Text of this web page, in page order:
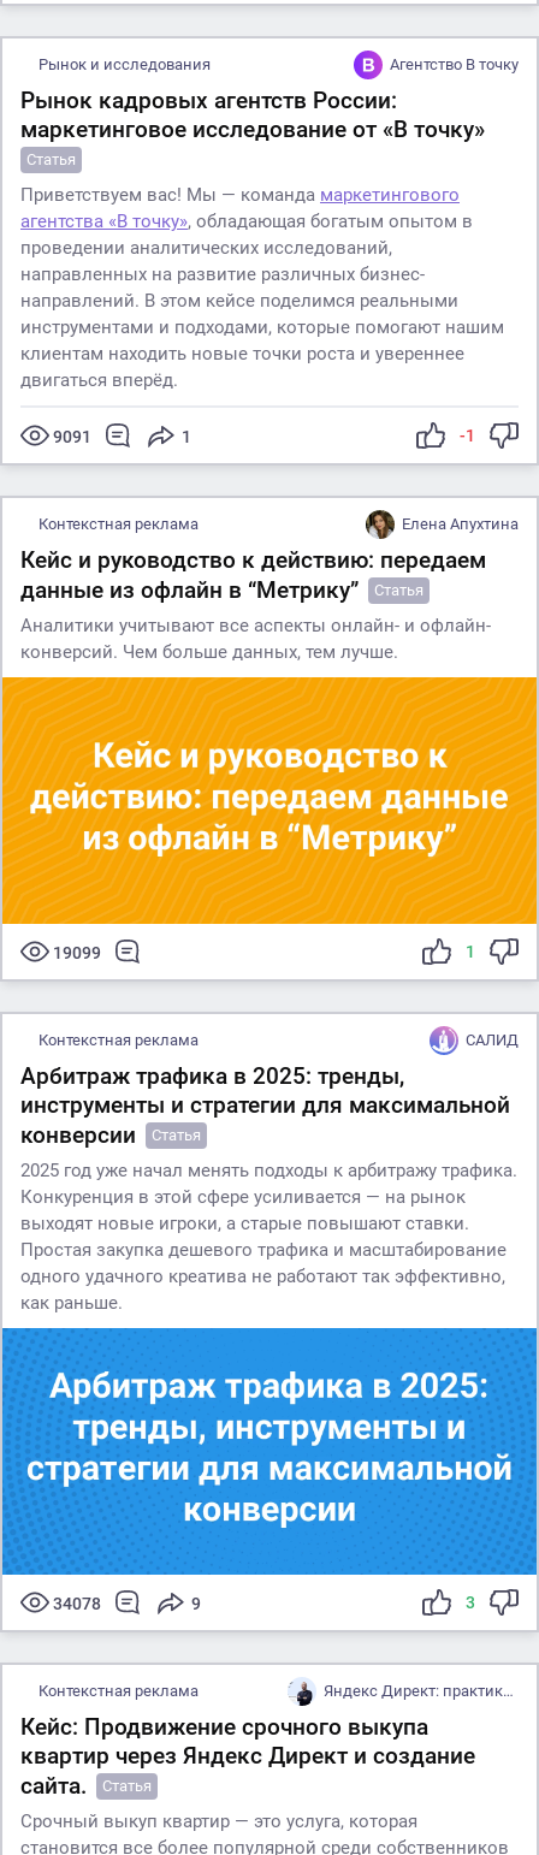
Рынок и исследования Агентство В точку
Рынок кадровых агентств России:
маркетинговое исследование от «В точку»
Статья
Приветствуем вас! Мы — команда маркетингового
агентства «В точку», обладающая богатым опытом в
проведении аналитических исследований,
направленных на развитие различных бизнес-
направлений. В этом кейсе поделимся реальными
инструментами и подходами, которые помогают нашим
клиентам находить новые точки роста и увереннее
двигаться вперёд.
9091 1 -1
Контекстная реклама Елена Апухтина
Кейс и руководство к действию: передаем
данные из офлайн в “Метрику”
Статья
Аналитики учитывают все аспекты онлайн- и офлайн-
конверсий. Чем больше данных, тем лучше.
19099 1
Контекстная реклама САЛИД
Арбитраж трафика в 2025: тренды,
инструменты и стратегии для максимальной
конверсии
Статья
2025 год уже начал менять подходы к арбитражу трафика.
Конкуренция в этой сфере усиливается — на рынок
выходят новые игроки, а старые повышают ставки.
Простая закупка дешевого трафика и масштабирование
одного удачного креатива не работают так эффективно,
как раньше.
34078 9 3
Контекстная реклама Яндекс Директ: практика и кейсы
Кейс: Продвижение срочного выкупа
квартир через Яндекс Директ и создание
сайта.
Статья
Срочный выкуп квартир — это услуга, которая
становится все более популярной среди собственников